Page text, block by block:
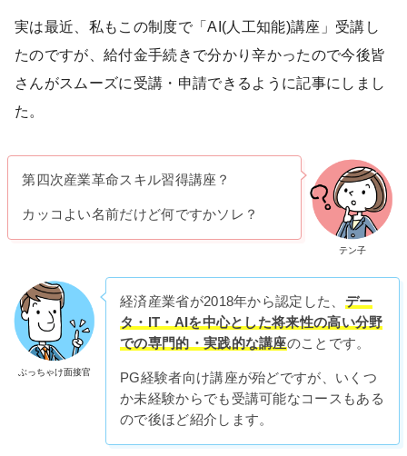
実は最近、私もこの制度で「AI(人工知能)講座」受講し
たのですが、給付金手続きで分かり辛かったので今後皆
さんがスムーズに受講・申請できるように記事にしまし
た。
テン子
第四次産業革命スキル習得講座？
カッコよい名前だけど何ですかソレ？
ぶっちゃけ面接官
経済産業省が2018年から認定した、 デー
タ・IT・AIを中心とした将来性の高い分野
での専門的・実践的な講座のことです。
PG経験者向け講座が殆どですが、いくつ
か未経験からでも受講可能なコースもある
ので後ほど紹介します。